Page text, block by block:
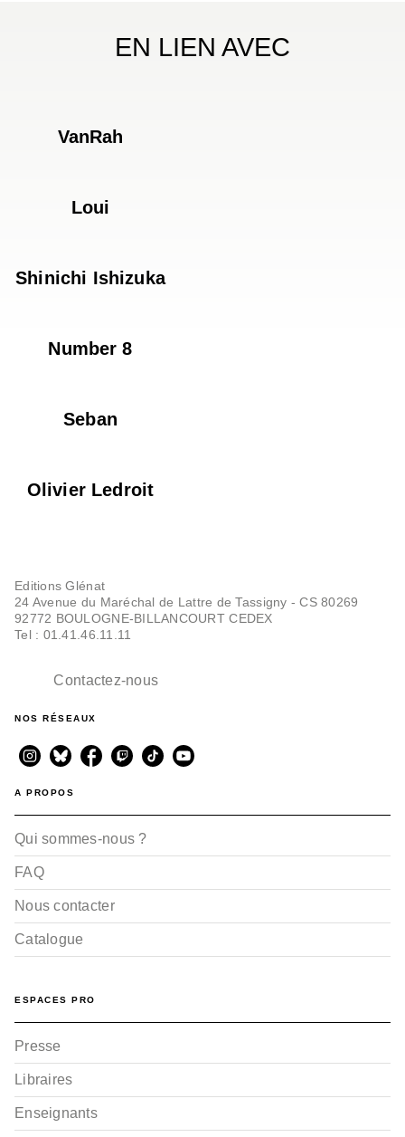
EN LIEN AVEC
VanRah
Loui
Shinichi Ishizuka
Number 8
Seban
Olivier Ledroit
Editions Glénat
24 Avenue du Maréchal de Lattre de Tassigny - CS 80269
92772 BOULOGNE-BILLANCOURT CEDEX
Tel : 01.41.46.11.11
Contactez-nous
NOS RÉSEAUX
A PROPOS
Qui sommes-nous ?
FAQ
Nous contacter
Catalogue
ESPACES PRO
Presse
Libraires
Enseignants